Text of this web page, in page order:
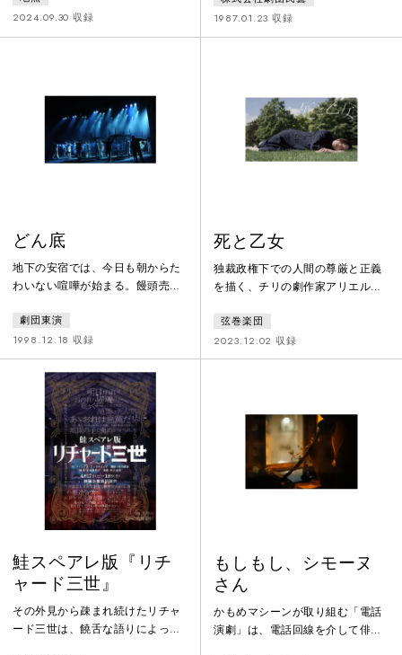
み』。モスクワをこき下ろす主人
公チャーツキイの長広舌と人々が
で、次第にスケープゴートが特定
され噂話が蔓延していく。喜劇的
な軽さに満ちたダンスフロアは音
楽と光に満ち、愚かしくも見続け
2024.09.30 収録
1987.01.23 収録
どん底
地下の安宿では、今日も朝からた
わいない喧嘩が始まる。饅頭売り
ナを顧みない錠前屋のクレーシ
チ、男爵と呼ばれる男はナースチ
ャーに茶々を入れる。宿の主人コ
ストイリョフが女房のワシリーサ
の行方を訪ねに降りてくれば、こ
そ泥のペーペルと衝突する。行き
場の無い人間達がふきだまるそん
な宿に、巡礼のルカが来る。彼の
啓示めいた一言ひとことが、やが
て波紋のように宿の住人の心に広
がっていく。
劇団東演
1998.12.18 収録
死と乙女
独裁政権下での人間の尊厳と正義
を描く、チリの劇作家アリエル・
されて以来、そのセンセーショナ
ルな展開が世界中に衝撃を与え、
今もなお繰り返し上演されていま
の問題作を、2023年、青井陽治氏
の翻訳でついに舞台化しました。
弦巻楽団
2023.12.02 収録
鮭スペアレ版『リチ
ャード三世』
その外見から疎まれ続けたリチャ
ード三世は、饒舌な語りによって
もしもし、シモーヌ
さん
かもめマシーンが取り組む「電話
演劇」は、電話回線を介して俳優